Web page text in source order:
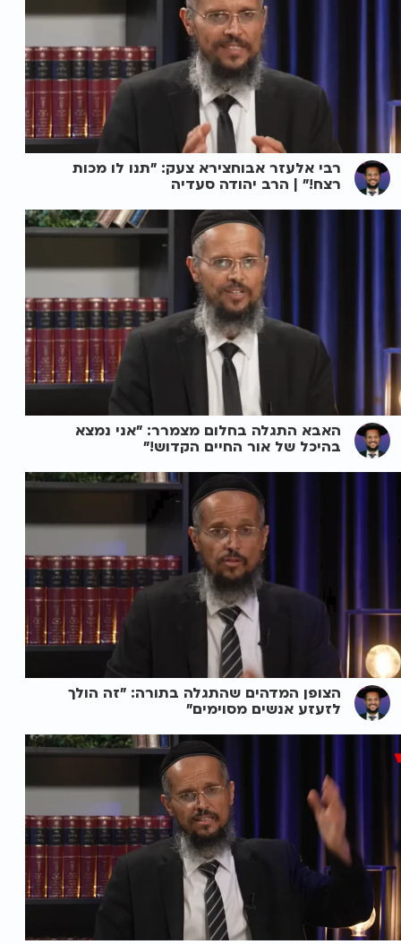
רבי אלעזר אבוחצירא צעק: "תנו לו מכות
רצח!" | הרב יהודה סעדיה
האבא התגלה בחלום מצמרר: "אני נמצא
בהיכל של אור החיים הקדוש!"
הצופן המדהים שהתגלה בתורה: "זה הולך
לזעזע אנשים מסוימים"